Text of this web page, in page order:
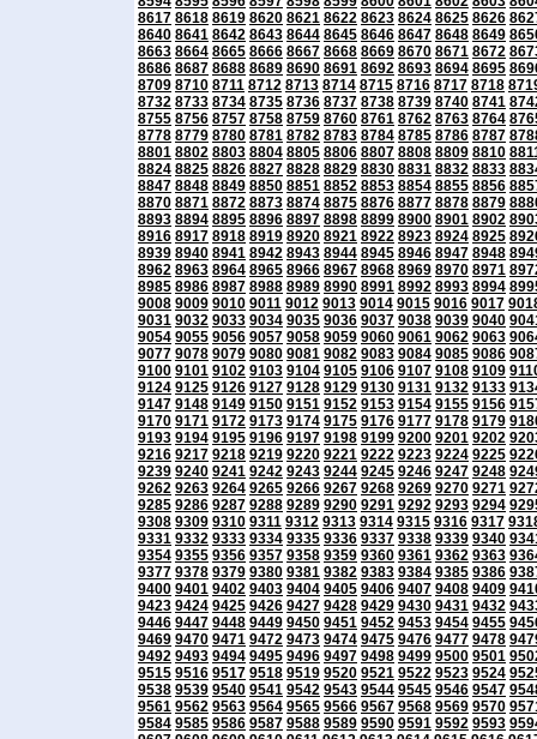
8617 8618 8619 8620 8621 8622 8623 8624 8625 8626
8640 8641 8642 8643 8644 8645 8646 8647 8648 8649
8663 8664 8665 8666 8667 8668 8669 8670 8671 8672
8686 8687 8688 8689 8690 8691 8692 8693 8694 8695
8709 8710 8711 8712 8713 8714 8715 8716 8717 8718
8732 8733 8734 8735 8736 8737 8738 8739 8740 8741
8755 8756 8757 8758 8759 8760 8761 8762 8763 8764
8778 8779 8780 8781 8782 8783 8784 8785 8786 8787
8801 8802 8803 8804 8805 8806 8807 8808 8809 8810
8824 8825 8826 8827 8828 8829 8830 8831 8832 8833
8847 8848 8849 8850 8851 8852 8853 8854 8855 8856
8870 8871 8872 8873 8874 8875 8876 8877 8878 8879
8893 8894 8895 8896 8897 8898 8899 8900 8901 8902
8916 8917 8918 8919 8920 8921 8922 8923 8924 8925
8939 8940 8941 8942 8943 8944 8945 8946 8947 8948
8962 8963 8964 8965 8966 8967 8968 8969 8970 8971
8985 8986 8987 8988 8989 8990 8991 8992 8993 8994
9008 9009 9010 9011 9012 9013 9014 9015 9016 9017
9031 9032 9033 9034 9035 9036 9037 9038 9039 9040
9054 9055 9056 9057 9058 9059 9060 9061 9062 9063
9077 9078 9079 9080 9081 9082 9083 9084 9085 9086
9100 9101 9102 9103 9104 9105 9106 9107 9108 9109
9124 9125 9126 9127 9128 9129 9130 9131 9132 9133
9147 9148 9149 9150 9151 9152 9153 9154 9155 9156
9170 9171 9172 9173 9174 9175 9176 9177 9178 9179
9193 9194 9195 9196 9197 9198 9199 9200 9201 9202
9216 9217 9218 9219 9220 9221 9222 9223 9224 9225
9239 9240 9241 9242 9243 9244 9245 9246 9247 9248
9262 9263 9264 9265 9266 9267 9268 9269 9270 9271
9285 9286 9287 9288 9289 9290 9291 9292 9293 9294
9308 9309 9310 9311 9312 9313 9314 9315 9316 9317
9331 9332 9333 9334 9335 9336 9337 9338 9339 9340
9354 9355 9356 9357 9358 9359 9360 9361 9362 9363
9377 9378 9379 9380 9381 9382 9383 9384 9385 9386
9400 9401 9402 9403 9404 9405 9406 9407 9408 9409
9423 9424 9425 9426 9427 9428 9429 9430 9431 9432
9446 9447 9448 9449 9450 9451 9452 9453 9454 9455
9469 9470 9471 9472 9473 9474 9475 9476 9477 9478
9492 9493 9494 9495 9496 9497 9498 9499 9500 9501
9515 9516 9517 9518 9519 9520 9521 9522 9523 9524
9538 9539 9540 9541 9542 9543 9544 9545 9546 9547
9561 9562 9563 9564 9565 9566 9567 9568 9569 9570
9584 9585 9586 9587 9588 9589 9590 9591 9592 9593